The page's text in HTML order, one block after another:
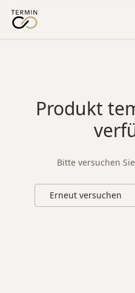
Produkt
Bitte versuchen
Erneut versuchen